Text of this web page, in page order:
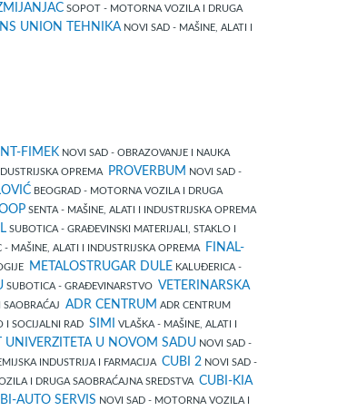
SOPOT - MOTORNA VOZILA I DRUGA
NS UNION TEHNIKA NOVI SAD - MAŠINE, ALATI I
FIMEKNOVI SAD - OBRAZOVANJE I NAUKA
OPREMA PROVERBUM
NOVI SAD -
BEOGRAD - MOTORNA VOZILA I DRUGA
SENTA - MAŠINE, ALATI I INDUSTRIJSKA OPREMA
SUBOTICA - GRAĐEVINSKI MATERIJALI, STAKLO I
- MAŠINE, ALATI I INDUSTRIJSKA OPREMA
FINAL-
METALOSTRUGAR DULE KALUĐERICA -
SUBOTICA - GRAĐEVINARSTVO VETERINARSKA
SAOBRAĆAJ ADR CENTRUM ADR CENTRUM
I SOCIJALNI RAD SIMI
VLAŠKA - MAŠINE, ALATI I
UNIVERZITETA U NOVOM SADUNOVI SAD -
INDUSTRIJA I FARMACIJA CUBI 2 NOVI SAD -
I DRUGA SAOBRAĆAJNA SREDSTVA CUBI-KIA
AUTO SERVIS NOVI SAD - MOTORNA VOZILA I